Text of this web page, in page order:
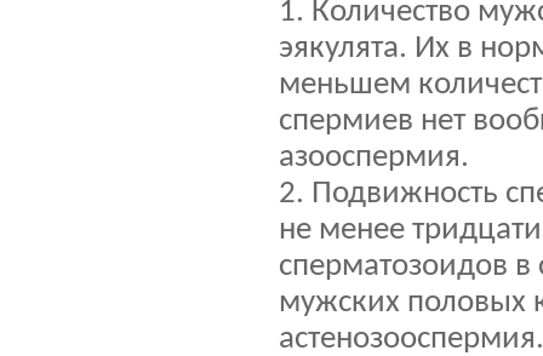
1. Количество
эякулята. Их в
меньшем
спермиев нет
азооспермия.
2. Подвижность
не менее
сперматозоидов
мужских половых
астенозооспермия.